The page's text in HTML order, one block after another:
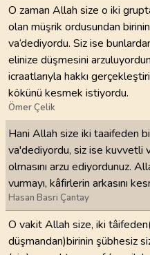
O zaman Allah size o iki
olan müşrik ordusundan
va‘dediyordu. Siz ise
elinize düşmesini
icraatlarıyla hakkı
kökünü kesmek istiyordu.
Ömer Çelik
Hani Allah size iki taaifeden
va'dediyordu, siz ise kuvvetli
olmasını arzu ediyordunuz.
vurmayı, kâfirlerin arkasını
Hasan Basri Çantay
O vakit Allah size, iki
düşmandan)birinin şübhesiz